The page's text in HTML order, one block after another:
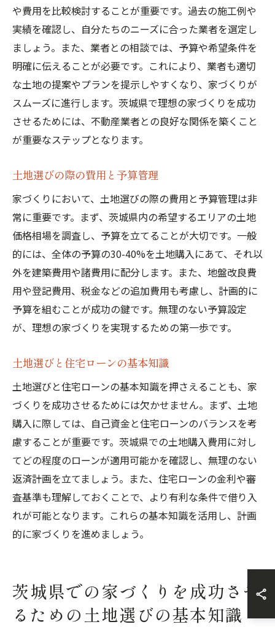
や費用を比較検討することが重要です。過去の施工例や
実績を確認し、自分たちのニーズに合った業者を選定し
ましょう。また、業者との相談では、予算や希望条件を
明確に伝えることが必要です。これにより、業者も適切
な土地の提案やプランを提示しやすくなり、家づくりが
スムーズに進行します。茨城県で理想の家づくりを成功
させるためには、不動産業者との良好な関係を築くこと
が重要なステップとなります。
土地選びの際の費用と予算管理
家づくりにおいて、土地選びの際の費用と予算管理は非
常に重要です。まず、茨城県内の希望するエリアの土地
価格相場を調査し、予算を立てることが大切です。一般
的には、全体の予算の30-40%を土地購入にあて、それ以
外を建築費用や諸費用に配分します。また、地盤改良費
用や登記費用、税金などの追加費用も考慮し、計画的に
予算を組むことが成功の鍵です。無理のない予算設定
が、理想の家づくりを実現するための第一歩です。
土地選びと住宅ローンの基本知識
土地選びと住宅ローンの基本知識を押さえることも、家
づくりを成功させるためには欠かせません。まず、土地
購入に際しては、自己資金と住宅ローンのバランスを考
慮することが重要です。茨城県での土地購入費用に対し
てどの程度のローンが適用可能かを確認し、無理のない
返済計画を立てましょう。また、住宅ローンの金利や審
査基準も理解しておくことで、より有利な条件で借り入
れが可能となります。これらの基本知識を活用し、計画
的に家づくりを進めましょう。
茨城県での家づくりを成功させ
るための土地選びの基本知識